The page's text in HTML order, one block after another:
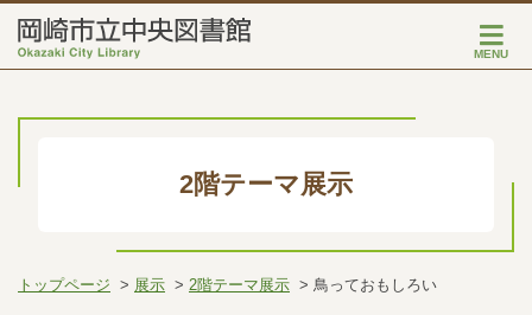
MENU
2階テーマ展示
トップページ 展示 2階テーマ展示 鳥っておもしろい